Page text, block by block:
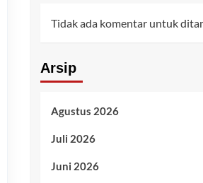
Tidak ada komentar untuk
Arsip
Agustus 2026
Juli 2026
Juni 2026